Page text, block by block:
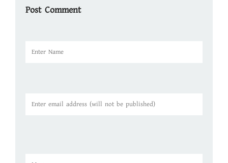
Post Comment